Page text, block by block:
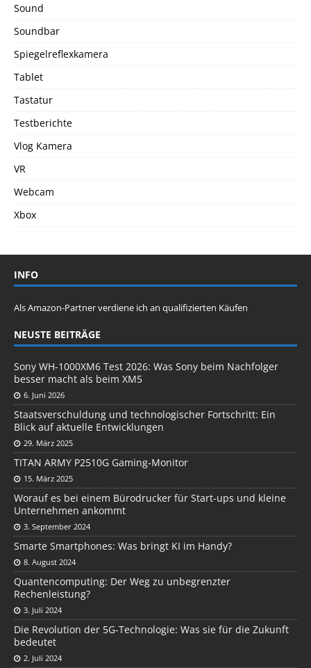
Sound
Soundbar
Spiegelreflexkamera
Tablet
Tastatur
Testberichte
Vlog Kamera
VR
Webcam
Xbox
INFO
Als Amazon-Partner verdiene ich an qualifizierten Käufen
NEUSTE BEITRÄGE
Sony WH-1000XM6 Test 2026: Was Sony beim Nachfolger
besser macht als beim XM5
6. Juni 2026
Staatsverschuldung und technologischer Fortschritt: Ein
Blick auf aktuelle Entwicklungen
29. März 2025
TITAN ARMY P2510G Gaming-Monitor
15. März 2025
Worauf es bei einem Bürodrucker für Start-ups und kleine
Unternehmen ankommt
3. September 2024
Smarte Smartphones: Was bringt KI im Handy?
8. August 2024
Quantencomputing: Der Weg zu unbegrenzter
Rechenleistung?
3. Juli 2024
Die Revolution der 5G-Technologie: Was sie für die Zukunft
bedeutet
2. Juli 2024